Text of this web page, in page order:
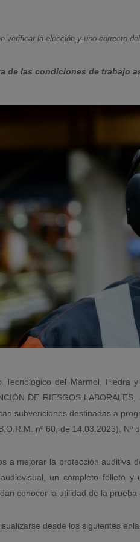
verificar la elección y uso correcto
de las condiciones de trabajo
Tecnológico del Mármol,
DE RIESGOS
subvenciones destinadas a
nº 60, de 14.03.2023). Nº
a mejorar la protección auditiva
un completo folleto y
conocer la utilidad de la
desde los siguientes